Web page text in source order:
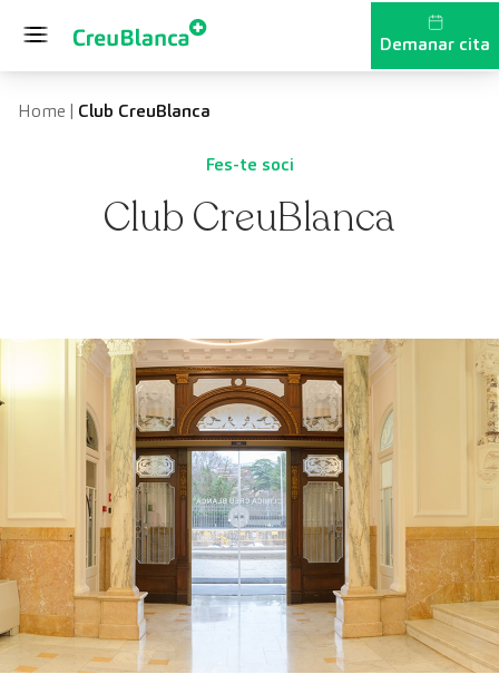
Demanar cita
Home | Club CreuBlanca
Fes-te soci
Club CreuBlanca